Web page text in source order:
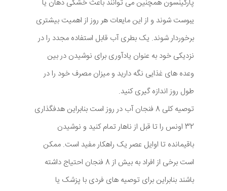
پارکینسون همچنین می توانند باعث خشکی دهان یا
یبوست شوند و از این مایعات هر روز از اهمیت بیشتری
برخوردار شوند. یک بطری آب قابل استفاده مجدد را در
نزدیکی خود به عنوان یادآوری برای نوشیدن در بین
وعده های غذایی نگه دارید و میزان مصرف خود را در
طول روز اندازه گیری کنید.
توصیه کلی 8 فنجان آب در روز است بنابراین هدفگذاری
32 اونس را تا قبل از ناهار تمام کنید و نوشیدن
باقیمانده تا اوایل عصر یک راهکار مفید است. ممکن
است برخی از افراد به بیش از 8 فنجان احتیاج داشته
باشند بنابراین برای توصیه های فردی با پزشک یا